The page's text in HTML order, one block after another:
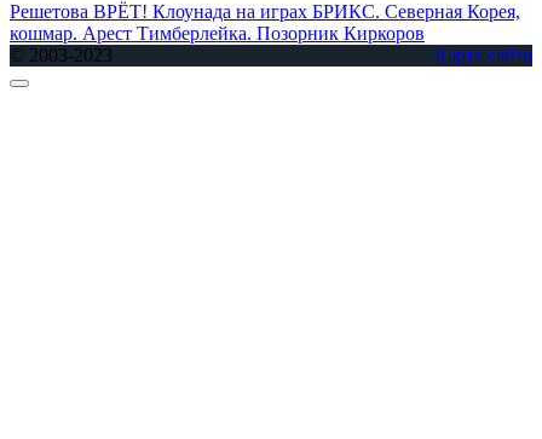
Решетова ВРЁТ! Клоунада на играх БРИКС. Северная Корея,
кошмар. Арест Тимберлейка. Позорник Киркоров
© 2003-2023
Карта сайта